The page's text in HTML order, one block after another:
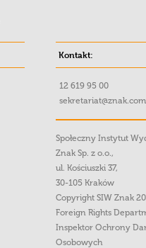
Kontakt:
12 619 95 00
Społeczny Instytut
Znak Sp. z o.o.,
ul. Kościuszki 37,
30-105 Kraków
Copyright SIW Znak
Foreign Rights
Inspektor Ochrony
Osobowych